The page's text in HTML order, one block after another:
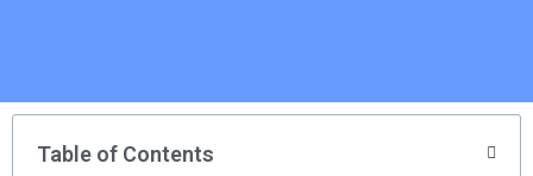
Table of Contents